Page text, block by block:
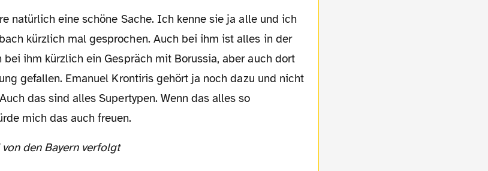
natürlich eine schöne Sache. Ich kenne sie ja alle und ich
kürzlich mal gesprochen. Auch bei ihm ist alles in der
bei ihm kürzlich ein Gespräch mit Borussia, aber auch dort
gefallen. Emanuel Krontiris gehört ja noch dazu und nicht
das sind alles Supertypen. Wenn das alles so
mich das auch freuen.
den Bayern verfolgt